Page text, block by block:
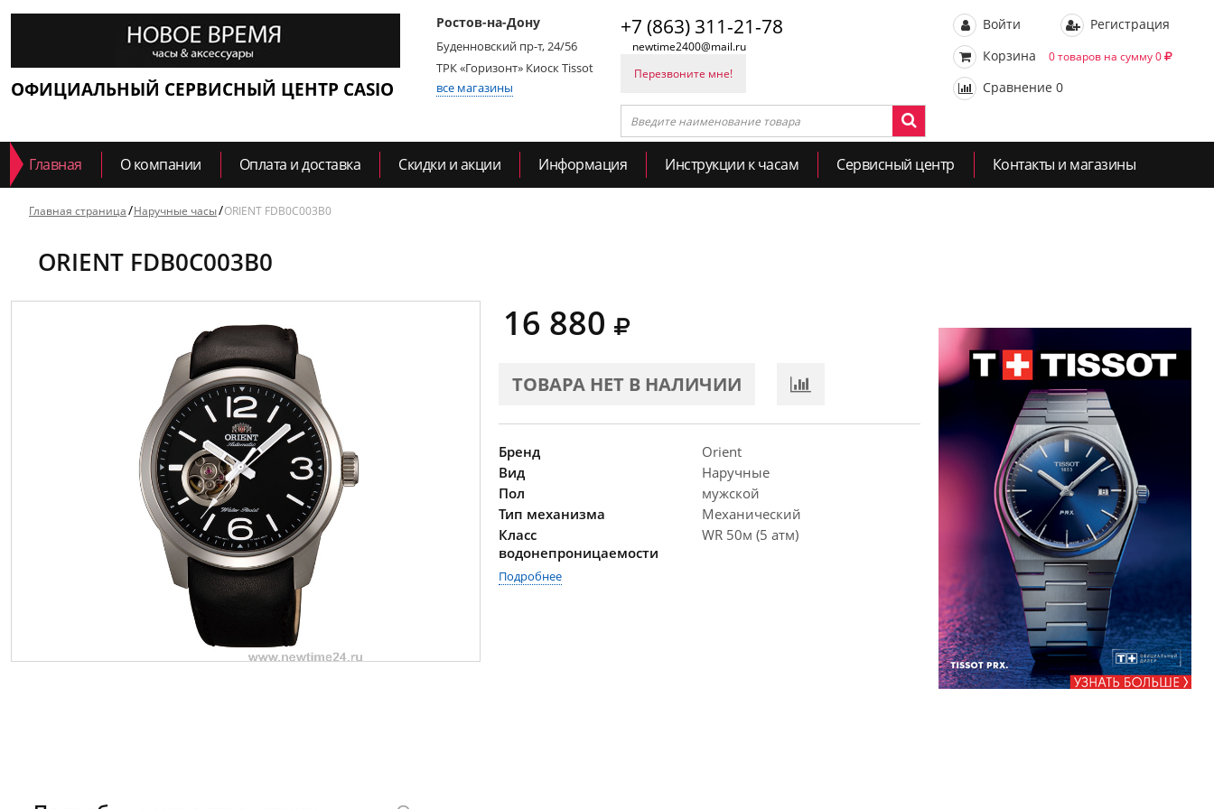
ОФИЦИАЛЬНЫЙ СЕРВИСНЫЙ ЦЕНТР CASIO
Ростов-на-Дону
Буденновский пр-т, 24/56
ТРК «Горизонт» Киоск Tissot
все магазины
+7 (863) 311-21-78
newtime2400@mail.ru
Перезвоните мне!
Войти
Регистрация
Корзина
0 товаров на сумму 0
Сравнение 0
Главная О компании Оплата и доставка Скидки и акции Информация Инструкции к часам Сервисный центр Контакты и магазины
Главная страница Наручные часы ORIENT FDB0C003B0
ORIENT FDB0C003B0
16 880
ТОВАРА НЕТ В НАЛИЧИИ
Бренд
Orient
Вид
Наручные
Пол
мужской
Тип механизма
Механический
Класс
водонепроницаемости
WR 50м (5 атм)
Подробнее